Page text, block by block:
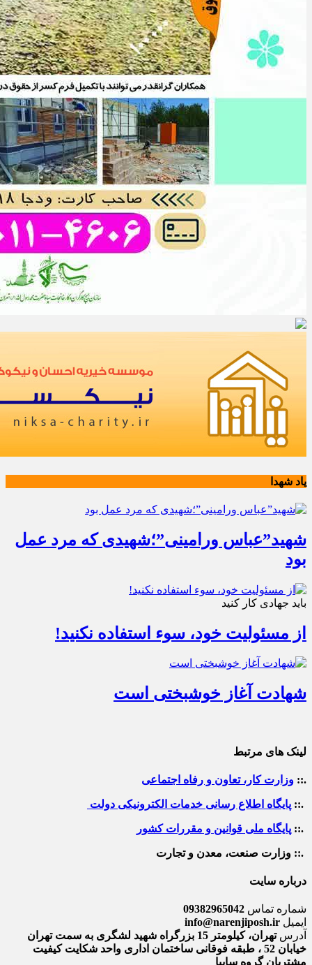
یاد شهدا
شهید”عباس ورامینی”؛شهیدی که مرد عمل
بود
باید جهادی کار کنید
از مسئولیت خود، سوء استفاده نکنید!
شهادت آغاز خوشبختی است
لینک های مرتبط
.:: وزارت کار، تعاون و رفاه اجتماعی
.:: پایگاه اطلاع رسانی خدمات الکترونیکی دولت
.:: پایگاه ملی قوانین و مقررات کشور
.:: وزارت صنعت، معدن و تجارت
درباره سایت
شماره تماس 09382965042
ایمیل info@narenjiposh.ir
آدرس
تهران، کیلومتر 15 بزرگراه شهید لشگری به سمت تهران
خیابان 52 ، طبقه فوقانی ساختمان اداری واحد شکایت کیفیت
مشتریان گروه سایپا